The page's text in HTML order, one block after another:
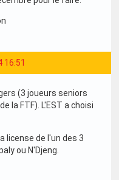
16:51
(3 joueurs seniors
la FTF). L'EST a choisi
license de l'un des 3
ou N'Djeng.